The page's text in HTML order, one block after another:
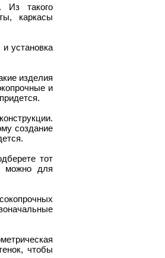
Из такого
каркасы
установка
изделия
и
создание
тот
можно для
чтобы